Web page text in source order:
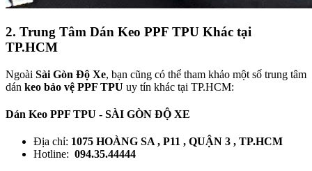
2. Trung Tâm Dán Keo PPF TPU Khác tại
TP.HCM
Ngoài Sài Gòn Độ Xe, bạn cũng có thể tham khảo một số trung tâm
dán keo bảo vệ PPF TPU uy tín khác tại TP.HCM:
Dán Keo PPF TPU - SÀI GÒN ĐỘ XE
Địa chỉ: 1075 HOÀNG SA , P11 , QUẬN 3 , TP.HCM
Hotline: 094.35.44444